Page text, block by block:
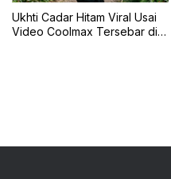
Ukhti Cadar Hitam Viral Usai
Video Coolmax Tersebar di